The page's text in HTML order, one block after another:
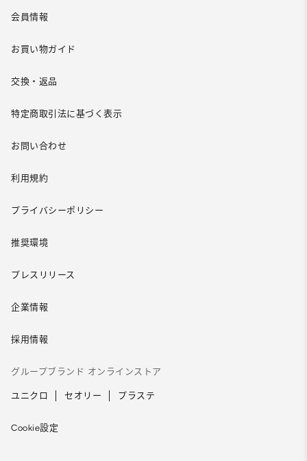
会員情報
お買い物ガイド
交換・返品
特定商取引法に基づく表示
お問い合わせ
利用規約
プライバシーポリシー
推奨環境
プレスリリース
企業情報
採用情報
グループブランド オンラインストア
ユニクロ セオリー プラステ
Cookie設定